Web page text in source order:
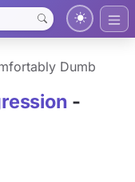
Dumb
-